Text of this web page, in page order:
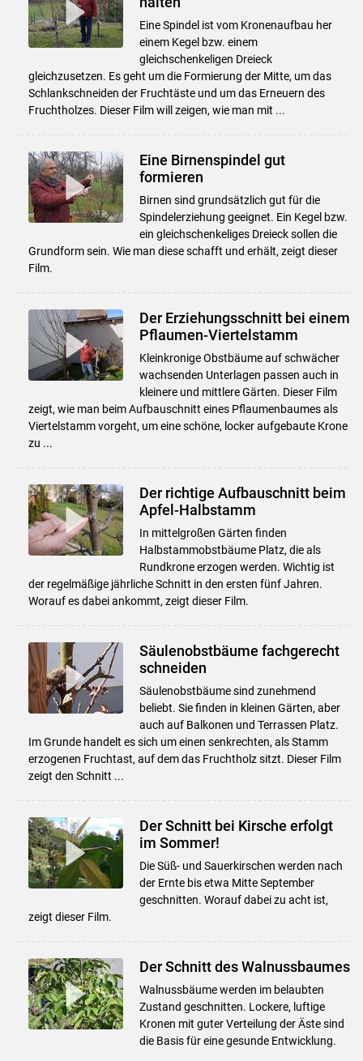
Eine Spindel ist vom Kronenaufbau her
einem Kegel bzw. einem
gleichschenkeligen Dreieck
gleichzusetzen. Es geht um die Formierung der Mitte, um das
Schlankschneiden der Fruchtäste und um das Erneuern des
Fruchtholzes. Dieser Film will zeigen, wie man mit ...
Eine Birnenspindel gut
formieren
Birnen sind grundsätzlich gut für die
Spindelerziehung geeignet. Ein Kegel bzw.
ein gleichschenkeliges Dreieck sollen die
Grundform sein. Wie man diese schafft und erhält, zeigt dieser
Film.
Der Erziehungsschnitt bei einem
Pflaumen-Viertelstamm
Kleinkronige Obstbäume auf schwächer
wachsenden Unterlagen passen auch in
kleinere und mittlere Gärten. Dieser Film
zeigt, wie man beim Aufbauschnitt eines Pflaumenbaumes als
Viertelstamm vorgeht, um eine schöne, locker aufgebaute Krone
zu ...
Der richtige Aufbauschnitt beim
Apfel-Halbstamm
In mittelgroßen Gärten finden
Halbstammobstbäume Platz, die als
Rundkrone erzogen werden. Wichtig ist
der regelmäßige jährliche Schnitt in den ersten fünf Jahren.
Worauf es dabei ankommt, zeigt dieser Film.
Säulenobstbäume fachgerecht
schneiden
Säulenobstbäume sind zunehmend
beliebt. Sie finden in kleinen Gärten, aber
auch auf Balkonen und Terrassen Platz.
Im Grunde handelt es sich um einen senkrechten, als Stamm
erzogenen Fruchtast, auf dem das Fruchtholz sitzt. Dieser Film
zeigt den Schnitt ...
Der Schnitt bei Kirsche erfolgt
im Sommer!
Die Süß- und Sauerkirschen werden nach
der Ernte bis etwa Mitte September
geschnitten. Worauf dabei zu acht ist,
zeigt dieser Film.
Der Schnitt des Walnussbaumes
Walnussbäume werden im belaubten
Zustand geschnitten. Lockere, luftige
Kronen mit guter Verteilung der Äste sind
die Basis für eine gesunde Entwicklung.